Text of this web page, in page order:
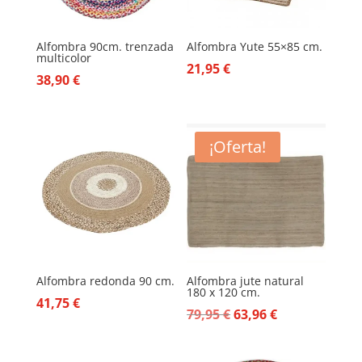
Alfombra 90cm. trenzada
multicolor
38,90€
Alfombra Yute 55×85 cm.
21,95€
Alfombra redonda 90 cm.
41,75€
¡Oferta!
Alfombra jute natural
180 x 120 cm.
79,95€El
original
63,96€El